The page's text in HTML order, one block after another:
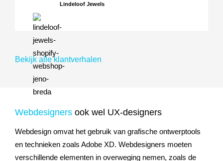
Lindeloof Jewels
Bekijk alle klantverhalen
Webdesigners ook wel UX-designers
Webdesign omvat het gebruik van grafische ontwerptools
en technieken zoals Adobe XD. Webdesigners moeten
verschillende elementen in overweging nemen, zoals de